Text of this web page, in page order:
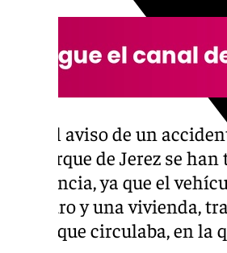
Tras el aviso de un
del parque de Jerez se
incidencia, ya que el
un muro y una vivienda,
por la que circulaba, en la